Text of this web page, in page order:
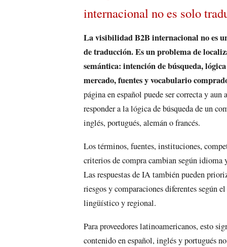
internacional no es solo
La visibilidad B2B internacional no es
de traducción. Es un problema de
semántica: intención de búsqueda,
mercado, fuentes y vocabulario
página en español puede ser correcta y aun
responder a la lógica de búsqueda de un
inglés, portugués, alemán o francés.
Los términos, fuentes, instituciones,
criterios de compra cambian según idioma
Las respuestas de IA también pueden
riesgos y comparaciones diferentes según
lingüístico y regional.
Para proveedores latinoamericanos, esto
contenido en español, inglés y portugués